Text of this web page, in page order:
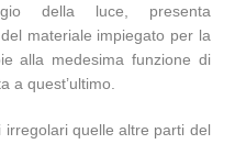
della luce, presenta
materiale impiegato per la
alla medesima funzione di
a quest’ultimo.
quelle altre parti del